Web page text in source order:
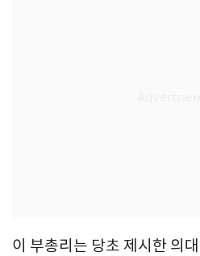
이 부총리는 당초 제시한 의